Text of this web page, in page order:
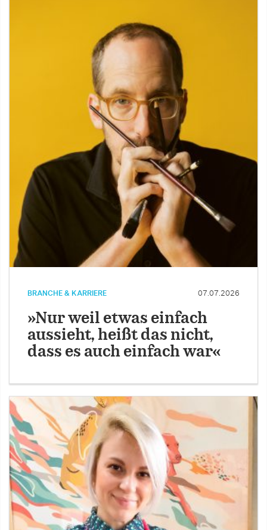
BRANCHE & KARRIERE 07.07.2026
»Nur weil etwas einfach
aussieht, heißt das nicht,
dass es auch einfach war«